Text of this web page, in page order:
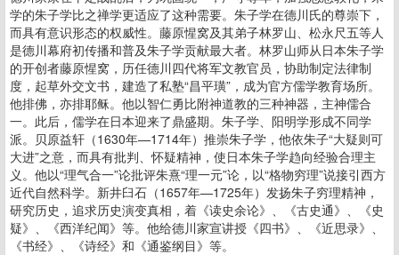
学的朱子学比之禅学更适应了这种需要。朱子学在德川氏的尊崇下，
而具有意识形态的权威性。藤原惺窝及其弟子林罗山、松永尺五等人
是德川幕府初传播和普及朱子学贡献最大者。林罗山师从日本朱子学
的开创者藤原惺窝，历任德川四代将军文教官员，协助制定法律制
度，起草外交文书，建造了私塾“昌平璜”，成为官方儒学教育场所。
他排佛，亦排耶稣。他以智仁勇比附神道教的三种神器，主神儒合
一。此后，儒学在日本迎来了鼎盛期。朱子学、阳明学形成不同学
派。贝原益轩（1630年—1714年）推崇朱子学，他依朱子“大疑则可
大进”之意，而具有批判、怀疑精神，使日本朱子学趋向经验合理主
义。他以“理气合一”论批评朱熹“理一元”论，以“格物穷理”说接引西方
近代自然科学。新井臼石（1657年—1725年）发扬朱子穷理精神，
研究历史，追求历史演变真相，着《读史余论》、《古史通》、《史
疑》、《西洋纪闻》等。他给德川家宣讲授《四书》、《近思录》、
《书经》、《诗经》和《通鉴纲目》等。